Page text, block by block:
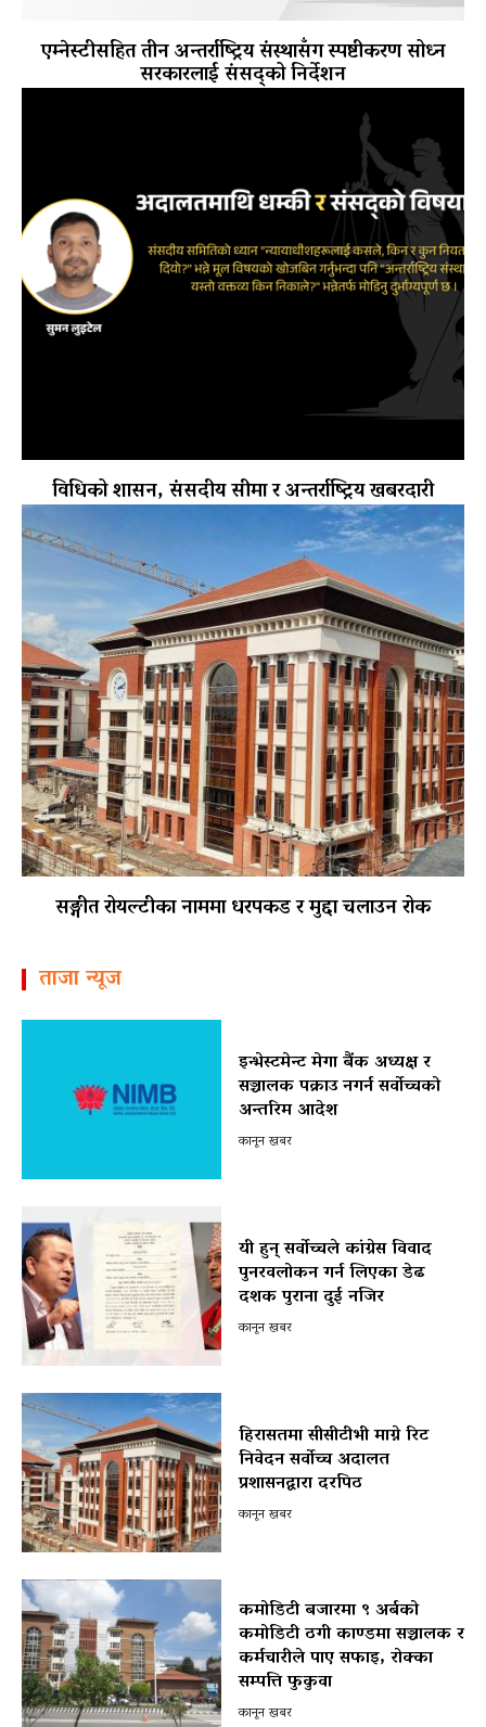
एम्नेस्टीसहित तीन अन्तर्राष्ट्रिय संस्थासँग स्पष्टीकरण सोध्न
सरकारलाई संसद्को निर्देशन
विधिको शासन, संसदीय सीमा र अन्तर्राष्ट्रिय खबरदारी
सङ्गीत रोयल्टीका नाममा धरपकड र मुद्दा चलाउन रोक
ताजा न्यूज
इन्भेस्टमेन्ट मेगा बैंक अध्यक्ष र
सञ्चालक पक्राउ नगर्न सर्वोच्चको
अन्तरिम आदेश
कानून खबर
यी हुन् सर्वोच्चले कांग्रेस विवाद
पुनरवलोकन गर्न लिएका डेढ
दशक पुराना दुई नजिर
कानून खबर
हिरासतमा सीसीटीभी माग्ने रिट
निवेदन सर्वोच्च अदालत
प्रशासनद्वारा दरपिठ
कानून खबर
कमोडिटी बजारमा ९ अर्बको
कमोडिटी ठगी काण्डमा सञ्चालक र
कर्मचारीले पाए सफाइ, रोक्का
सम्पत्ति फुकुवा
कानून खबर